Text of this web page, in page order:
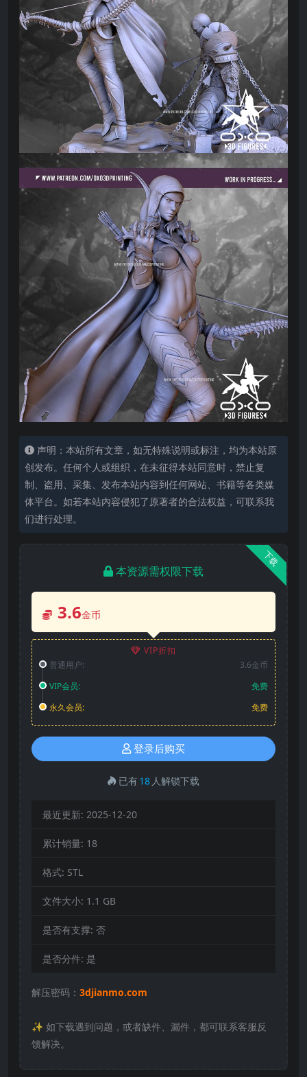
声明：本站所有文章，如无特殊说明或标注，均为本站原
创发布。任何个人或组织，在未征得本站同意时，禁止复
制、盗用、采集、发布本站内容到任何网站、书籍等各类媒
体平台。如若本站内容侵犯了原著者的合法权益，可联系我
们进行处理。
下载
本资源需权限下载
3.6金币
VIP折扣
普通用户:
3.6金币
VIP会员:
免费
永久会员:
免费
登录后购买
已有18 人解锁下载
最近更新: 2025-12-20
累计销量: 18
格式: STL
文件大小: 1.1 GB
是否有支撑: 否
是否分件: 是
解压密码： 3djianmo.com
✨️ 如下载遇到问题，或者缺件、漏件，都可联系客服反
馈解决。